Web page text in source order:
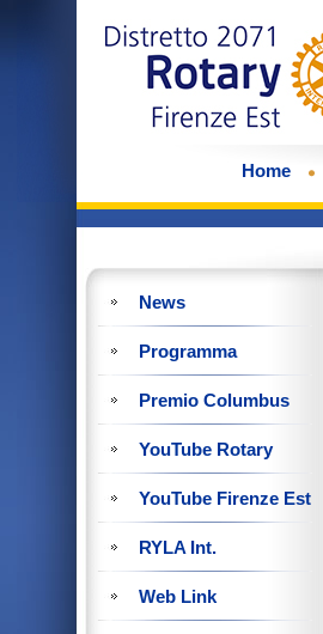
Home
News
Programma
Premio Columbus
YouTube Rotary
YouTube Firenze Est
RYLA Int.
Web Link